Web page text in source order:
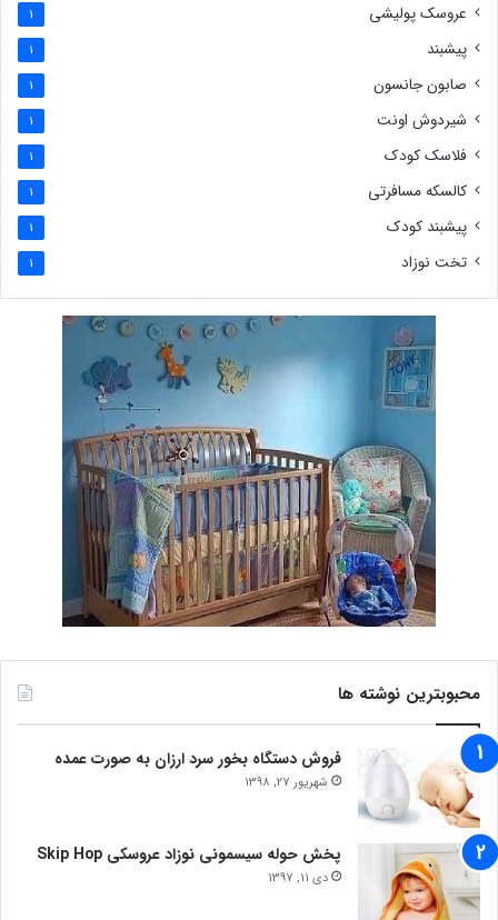
عروسک پولیشی 1
پیشبند 1
صابون جانسون 1
شیردوش اونت 1
فلاسک کودک 1
کالسکه مسافرتی 1
پیشبند کودک 1
تخت نوزاد 1
محبوبترین نوشته ها
فروش دستگاه بخور سرد ارزان به صورت عمده
شهریور 27, 1398
پخش حوله سیسمونی نوزاد عروسکی Skip Hop
دی 11, 1397